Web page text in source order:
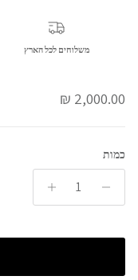
משלוחים לכל הארץ
מחיר מלא
2,000.00 ₪
כמות